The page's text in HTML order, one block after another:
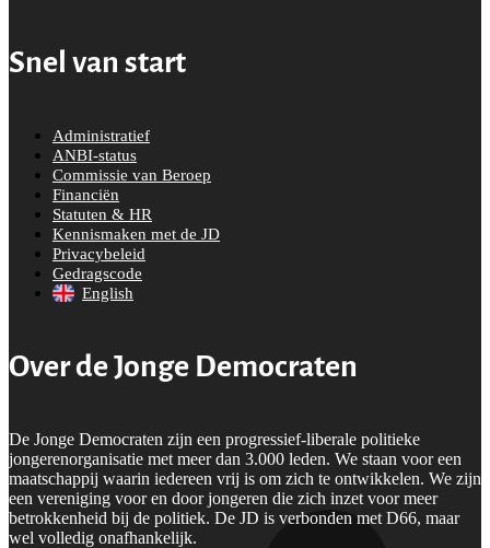
Snel van start
Administratief
ANBI-status
Commissie van Beroep
Financiën
Statuten & HR
Kennismaken met de JD
Privacybeleid
Gedragscode
English
Over de Jonge Democraten
De Jonge Democraten zijn een progressief-liberale politieke
jongerenorganisatie met meer dan 3.000 leden. We staan voor een
maatschappij waarin iedereen vrij is om zich te ontwikkelen. We zijn
een vereniging voor en door jongeren die zich inzet voor meer
betrokkenheid bij de politiek. De JD is verbonden met D66, maar
wel volledig onafhankelijk.